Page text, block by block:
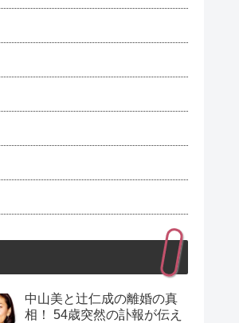
中山美と辻仁成の離婚の真
相！ 54歳突然の訃報が伝え